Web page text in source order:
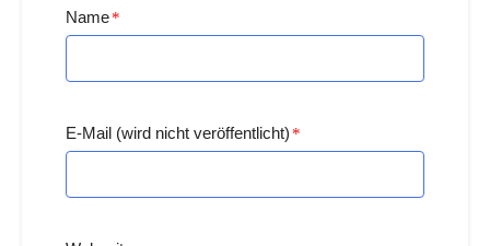
Name*
E-Mail (wird nicht veröffentlicht) *